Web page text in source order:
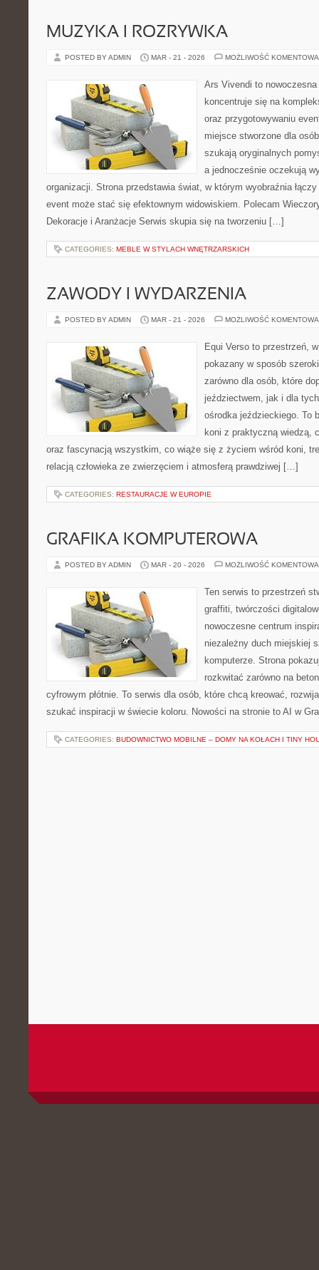
MUZYKA I ROZRYWKA
POSTED BY ADMIN MAR - 21 - 2026 MOŻLIWOŚĆ
Ars Vivendi to
koncentruje się na
oraz przygotowywaniu
miejsce stworzone dla
szukają oryginalnych
a jednocześnie oczekują
organizacji. Strona przedstawia świat, w którym wyobraźnia
event może stać się efektownym widowiskiem. Polecam
Dekoracje i Aranżacje Serwis skupia się na tworzeniu […]
CATEGORIES: MEBLE W STYLACH WNĘTRZARSKICH
ZAWODY I WYDARZENIA
POSTED BY ADMIN MAR - 21 - 2026 MOŻLIWOŚĆ
Equi Verso to przestrzeń,
pokazany w sposób
zarówno dla osób, które
jeździectwem, jak i dla
ośrodka jeździeckiego. To
koni z praktyczną wiedzą,
oraz fascynacją wszystkim, co wiąże się z życiem wśród koni,
relacją człowieka ze zwierzęciem i atmosferą prawdziwej […]
CATEGORIES: RESTAURACJE W EUROPIE
GRAFIKA KOMPUTEROWA
POSTED BY ADMIN MAR - 20 - 2026 MOŻLIWOŚĆ
Ten serwis to przestrzeń
graffiti, twórczości
nowoczesne centrum
niezależny duch miejskiej
komputerze. Strona
rozkwitać zarówno na
cyfrowym płótnie. To serwis dla osób, które chcą kreować,
szukać inspiracji w świecie koloru. Nowości na stronie to AI w
CATEGORIES: BUDOWNICTWO MOBILNE – DOMY NA KOŁACH I TINY